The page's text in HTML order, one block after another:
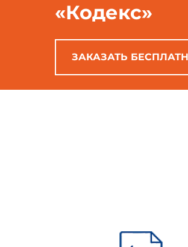
«Кодекс»
ЗАКАЗАТЬ